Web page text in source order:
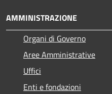
AMMINISTRAZIONE
Organi di Governo
Aree Amministrative
Uffici
Enti e fondazioni